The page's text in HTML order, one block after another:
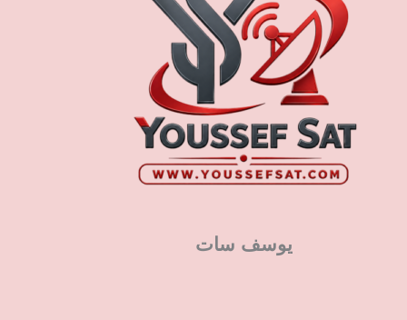
يوسف سات